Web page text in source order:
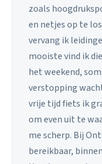
zoals
en netjes op te
vervang ik
mooiste vind ik
het weekend,
verstopping
vrije tijd fiets ik
om even uit te
me scherp. Bij
bereikbaar,